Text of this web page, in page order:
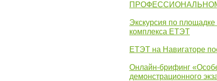
Экскурсия по
комплекса ЕТЭТ
ЕТЭТ на Навигаторе
Онлайн-брифинг
демонстрационного